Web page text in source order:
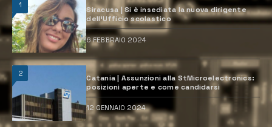
1
Siracusa | Si è insediata la nuova dirigente
dell’Ufficio scolastico
6 FEBBRAIO 2024
2
Catania | Assunzioni alla StMicroelectronics:
posizioni aperte e come candidarsi
12 GENNAIO 2024